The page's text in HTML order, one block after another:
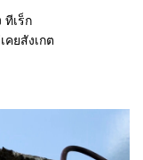
เร็ก
คยสังเกต